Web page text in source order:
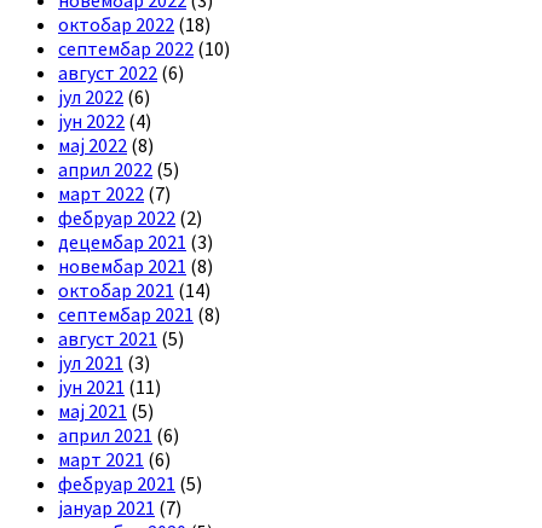
октобар 2022 (18)
септембар 2022 (10)
август 2022 (6)
јул 2022 (6)
јун 2022 (4)
мај 2022 (8)
април 2022 (5)
март 2022 (7)
фебруар 2022 (2)
децембар 2021 (3)
новембар 2021 (8)
октобар 2021 (14)
септембар 2021 (8)
август 2021 (5)
јул 2021 (3)
јун 2021 (11)
мај 2021 (5)
април 2021 (6)
март 2021 (6)
фебруар 2021 (5)
јануар 2021 (7)